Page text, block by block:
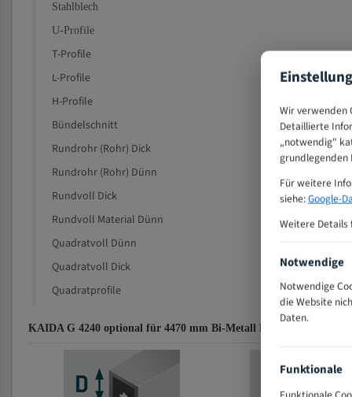
Stahlblech
U-Profile
T-Profile
L-Profile
H-Profile
Bündelschnitt
Rundrohr (Rohr) Dick
Rundrohr (Rohr) Dünn
Rundvoll Dick
Rundvoll Material Dünn
Quadratvoll Dünn
Quadratvoll Dick
Quadratprofile
KAIDA G 4240 optional für 4470 mm Bi-Metall Bandsägeblätter
Wir verwenden
Detaillierte
„notwendig"
grundlegenden
Für weitere
siehe:Google-
Weitere Details
Notwendige
Notwendige
die Website
Daten.
Funktionale